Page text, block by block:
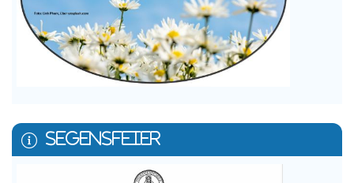
SEGENSFEIER